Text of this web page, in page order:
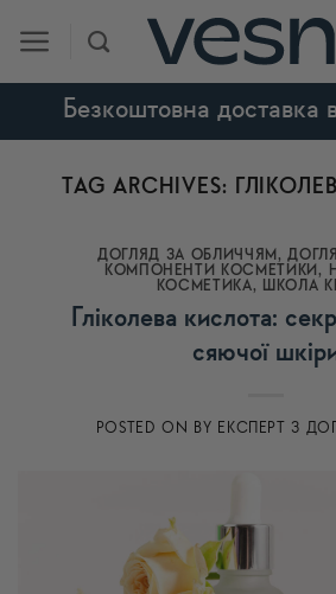
content
Безкоштовна доставка
TAG ARCHIVES:
ДОГЛЯД ЗА ОБЛИЧЧЯМ ,
КОМПОНЕНТИ КОСМЕТИКИ ,
КОСМЕТИКА, ШКОЛА
Гліколева кислота:
сяючої
POSTED ON BY ЕКСПЕРТ З